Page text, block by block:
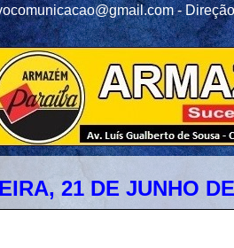
-
21 DE JUNHO